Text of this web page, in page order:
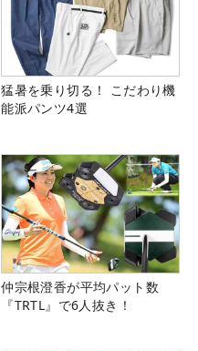
猛暑を乗り切る！ こだわり機
能派パンツ4選
仲宗根澄香が平均パット数
『TRTL』で6人抜き！